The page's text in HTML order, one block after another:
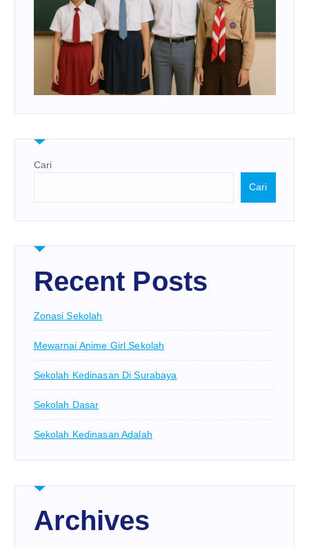
Cari
Cari
Recent Posts
Zonasi Sekolah
Mewarnai Anime Girl Sekolah
Sekolah Kedinasan Di Surabaya
Sekolah Dasar
Sekolah Kedinasan Adalah
Archives